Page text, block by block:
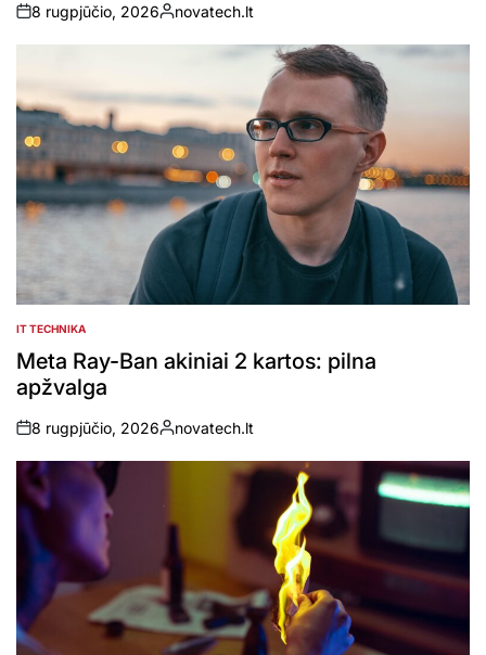
on
8 rugpjūčio, 2026
Posted
by
novatech.lt
POSTED
IN
IT TECHNIKA
Meta Ray-Ban akiniai 2 kartos: pilna
apžvalga
on
8 rugpjūčio, 2026
Posted
by
novatech.lt